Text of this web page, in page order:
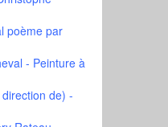
poèmepar
- Peinture à
de) -